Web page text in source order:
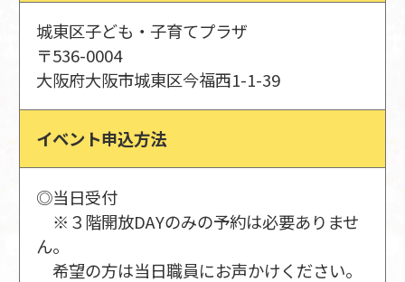
城東区子ども・子育てプラザ
〒536-0004
大阪府大阪市城東区今福西1-1-39
イベント申込方法
◎当日受付
※３階開放DAYのみの予約は必要ありませ
ん。
希望の方は当日職員にお声かけください。